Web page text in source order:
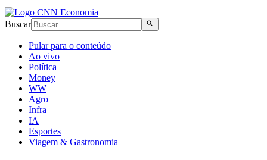
Buscar
Pular para o conteúdo
Ao vivo
Política
Money
WW
Agro
Infra
IA
Esportes
Viagem & Gastronomia